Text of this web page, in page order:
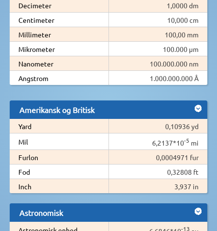
Decimeter
1,0000 dm
Centimeter
10,000 cm
Millimeter
100,00 mm
Mikrometer
100.000 µm
Nanometer
100.000.000 nm
Angstrom
1.000.000.000 Å
Amerikansk og Britisk
Yard
0,10936 yd
Mil
6,2137*10-5 mi
Furlon
0,0004971 fur
Fod
0,32808 ft
Inch
3,937 in
Astronomisk
-13